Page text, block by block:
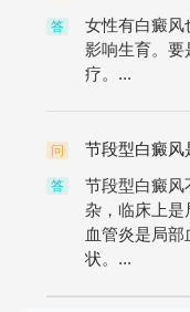
答
女性有白癜风
影响生育。要
疗。...
问 节段型白癜风
答
节段型白癜风
杂，临床上是
血管炎是局
状。...